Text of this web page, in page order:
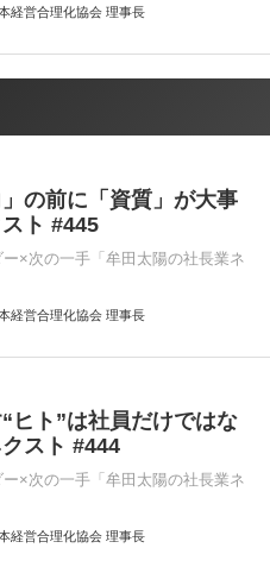
経営合理化協会 理事長
の前に「資質」が大事
ト #445
ー×次の一手「牟田太陽の社長業ネ
経営合理化協会 理事長
ヒト”は社員だけではな
スト #444
ー×次の一手「牟田太陽の社長業ネ
経営合理化協会 理事長